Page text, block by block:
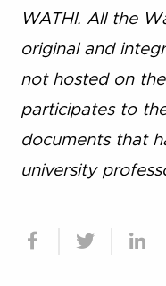
WATHI. All the
original and
not hosted on
participates to
documents that
university